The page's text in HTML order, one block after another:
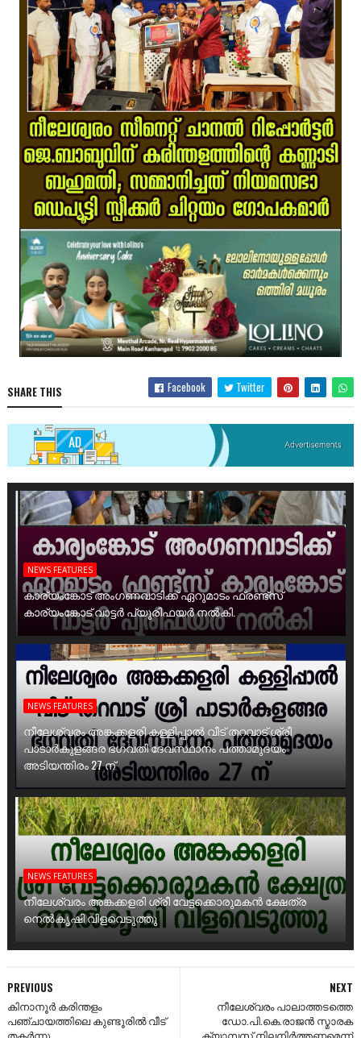
SHARE THIS Facebook Twitter
NEWS FEATURES
കാര്യംങ്കോട് അംഗണവാടിക്ക് ഏറുമാടം ഫ്രണ്ട്സ്
കാര്യംങ്കോട് വാട്ടർ പ്യൂരിഫയർ നൽകി.
NEWS FEATURES
നീലേശ്വരം അങ്കക്കളരി കള്ളിപ്പാൽ വീട് തറവാട് ശ്രീ
പാടാർകുളങ്ങര ഭഗവതി ദേവസ്ഥാനം പത്താമുദയം
അടിയന്തിരം 27 ന്
NEWS FEATURES
നീലേശ്വരം അങ്കക്കളരി ശ്രീ വേട്ടക്കൊരുമകൻ ക്ഷേത്ര
നെൽകൃഷി വിളവെടുത്തു
NEXT
നീലേശ്വരം പാലാത്തടത്തെ
ഡോ.പി.കെ.രാജൻ സ്മാരക
PREVIOUS
കിനാനൂർ കരിന്തളം
പഞ്ചായത്തിലെ കുണ്ടൂരിൽ വീട്